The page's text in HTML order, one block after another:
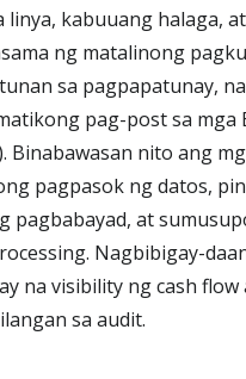
linya, kabuuang halaga,
ng matalinong
sa pagpapatunay,
pag-post sa mga
Binabawasan nito ang
pagpasok ng datos,
pagbabayad, at
Nagbibigay-
na visibility ng cash
sa audit.